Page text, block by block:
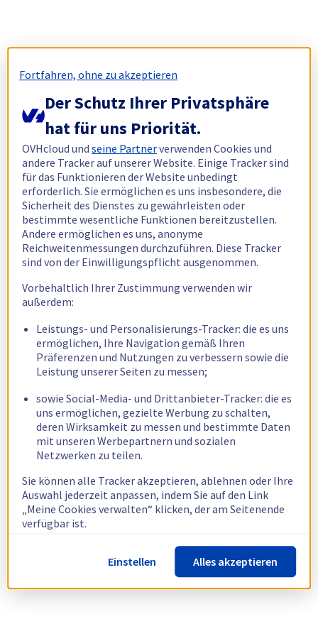
Fortfahren, ohne zu akzeptieren
Der Schutz Ihrer Privatsphäre
hat für uns Priorität.
OVHcloud undseine Partnerverwenden Cookies und
andere Tracker auf unserer Website. Einige Tracker sind
für das Funktionieren der Website unbedingt
erforderlich. Sie ermöglichen es uns insbesondere, die
Sicherheit des Dienstes zu gewährleisten oder
bestimmte wesentliche Funktionen bereitzustellen.
Andere ermöglichen es uns, anonyme
Reichweitenmessungen durchzuführen. Diese Tracker
sind von der Einwilligungspflicht ausgenommen.
Vorbehaltlich Ihrer Zustimmung verwenden wir
außerdem:
Leistungs- und Personalisierungs-Tracker: die es uns
ermöglichen, Ihre Navigation gemäß Ihren
Präferenzen und Nutzungen zu verbessern sowie die
Leistung unserer Seiten zu messen;
sowie Social-Media- und Drittanbieter-Tracker: die es
uns ermöglichen, gezielte Werbung zu schalten,
deren Wirksamkeit zu messen und bestimmte Daten
mit unseren Werbepartnern und sozialen
Netzwerken zu teilen.
Sie können alle Tracker akzeptieren, ablehnen oder Ihre
Auswahl jederzeit anpassen, indem Sie auf den Link
„Meine Cookies verwalten“ klicken, der am Seitenende
verfügbar ist.
Weitere Informationen finden Sie in unsererRichtlinie
zur Verwendung von Cookies.
Einstellen Alles akzeptieren